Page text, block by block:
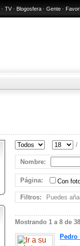
· TV · Blogosfera · Gente ·
/
Nombre:
Página: Con
Filtros: Puedes
Mostrando 1 a 8 de 38
Pedro